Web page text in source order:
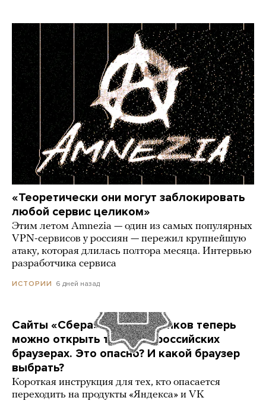
«Теоретически они могут заблокировать
любой сервис целиком»
Этим летом Amnezia — один из самых популярных
VPN-сервисов у россиян — пережил крупнейшую
атаку, которая длилась полтора месяца. Интервью
разработчика сервиса
ИСТОРИИ 6 дней назад
Сайты «Сбера» и других банков теперь
можно открыть только в российских
браузерах. Это опасно? И какой браузер
выбрать?
Короткая инструкция для тех, кто опасается
переходить на продукты «Яндекса» и VK